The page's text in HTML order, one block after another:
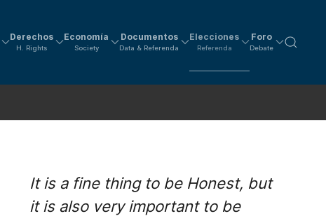
Derechos
H. Rights
Economía
Society
Documentos
Data & Referenda
Elecciones
Referenda
Foro
Debate
It is a fine thing to be Honest, but
it is also very important to be